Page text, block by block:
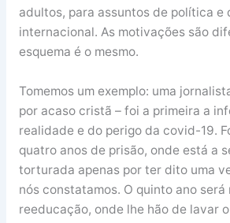
adultos, para assuntos de política e
internacional. As motivações são
esquema é o mesmo.
Tomemos um exemplo: uma
por acaso cristã – foi a primeira a
realidade e do perigo da covid-19.
quatro anos de prisão, onde está a
torturada apenas por ter dito uma
nós constatamos. O quinto ano será
reeducação, onde lhe hão de lavar